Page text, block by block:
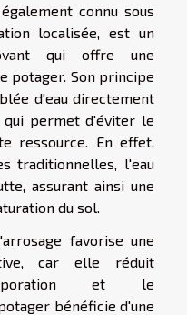
connu sous
localisée, est un
qui offre une
potager. Son principe
d'eau directement
qui permet d'éviter le
ressource. En effet,
traditionnelles, l'eau
assurant ainsi une
du sol.
favorise une
car elle réduit
et le
bénéficie d'une